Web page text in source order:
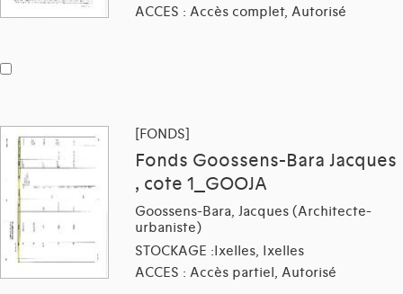
ACCES : Accès complet, Autorisé
[FONDS]
Fonds Goossens-Bara Jacques
, cote 1_GOOJA
Goossens-Bara, Jacques (Architecte-
urbaniste)
STOCKAGE :Ixelles, Ixelles
ACCES : Accès partiel, Autorisé